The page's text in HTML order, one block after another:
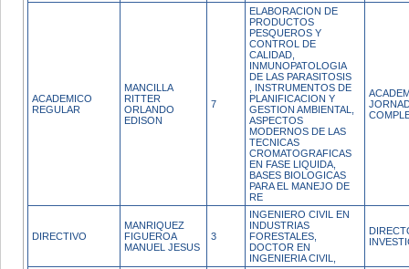
ACADEMICO
REGULAR
MANCILLA
RITTER
ORLANDO
EDISON
7
ELABORACION DE
PRODUCTOS
PESQUEROS Y
CONTROL DE
CALIDAD,
INMUNOPATOLOGIA
DE LAS PARASITOSIS
, INSTRUMENTOS DE
PLANIFICACION Y
GESTION AMBIENTAL,
ASPECTOS
MODERNOS DE LAS
TECNICAS
CROMATOGRAFICAS
EN FASE LIQUIDA,
BASES BIOLOGICAS
PARA EL MANEJO DE
RE
DIRECTIVO
MANRIQUEZ
FIGUEROA
MANUEL JESUS
3
INGENIERO CIVIL EN
INDUSTRIAS
FORESTALES,
DOCTOR EN
INGENIERIA CIVIL,